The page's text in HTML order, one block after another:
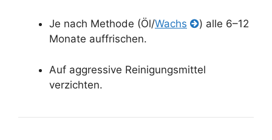
Je nach Methode (Öl/Wachs
) alle 6–12
Monate auffrischen.
Auf aggressive Reinigungsmittel
verzichten.